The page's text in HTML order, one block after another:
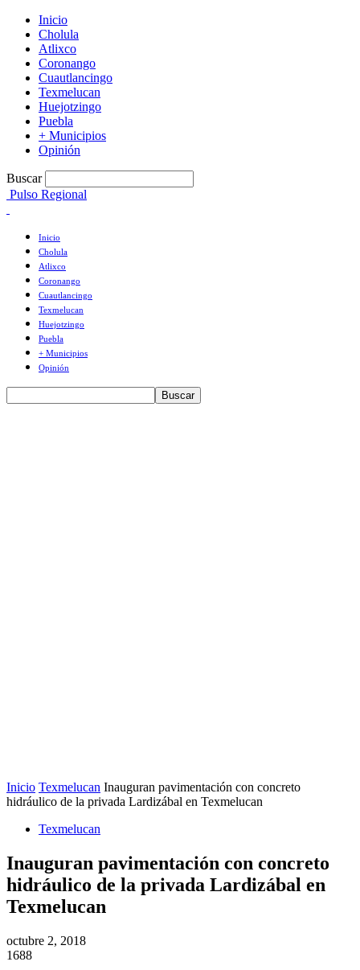
Inicio
Cholula
Atlixco
Coronango
Cuautlancingo
Texmelucan
Huejotzingo
Puebla
+ Municipios
Opinión
Buscar
Pulso Regional
Inicio
Cholula
Atlixco
Coronango
Cuautlancingo
Texmelucan
Huejotzingo
Puebla
+ Municipios
Opinión
Inicio Texmelucan Inauguran pavimentación con concreto
hidráulico de la privada Lardizábal en Texmelucan
Texmelucan
Inauguran pavimentación con concreto
hidráulico de la privada Lardizábal en
Texmelucan
octubre 2, 2018
1688